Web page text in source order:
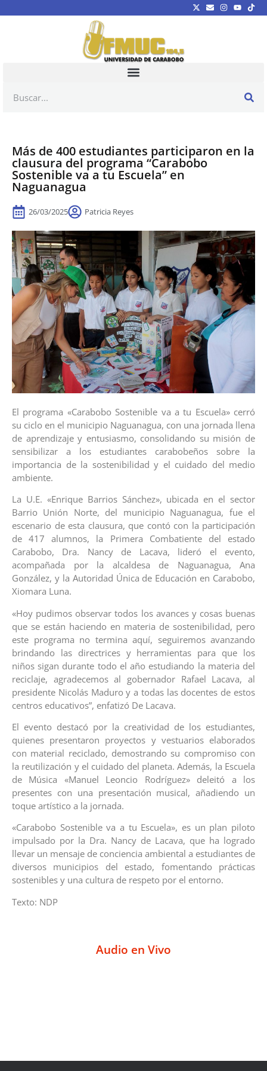
Más de 400 estudiantes participaron en la
clausura del programa “Carabobo
Sostenible va a tu Escuela” en
Naguanagua
26/03/2025 Patricia Reyes
El programa «Carabobo Sostenible va a tu Escuela» cerró
su ciclo en el municipio Naguanagua, con una jornada llena
de aprendizaje y entusiasmo, consolidando su misión de
sensibilizar a los estudiantes carabobeños sobre la
importancia de la sostenibilidad y el cuidado del medio
ambiente.
La U.E. «Enrique Barrios Sánchez», ubicada en el sector
Barrio Unión Norte, del municipio Naguanagua, fue el
escenario de esta clausura, que contó con la participación
de 417 alumnos, la Primera Combatiente del estado
Carabobo, Dra. Nancy de Lacava, lideró el evento,
acompañada por la alcaldesa de Naguanagua, Ana
González, y la Autoridad Única de Educación en Carabobo,
Xiomara Luna.
«Hoy pudimos observar todos los avances y cosas buenas
que se están haciendo en materia de sostenibilidad, pero
este programa no termina aquí, seguiremos avanzando
brindando las directrices y herramientas para que los
niños sigan durante todo el año estudiando la materia del
reciclaje, agradecemos al gobernador Rafael Lacava, al
presidente Nicolás Maduro y a todas las docentes de estos
centros educativos”, enfatizó De Lacava.
El evento destacó por la creatividad de los estudiantes,
quienes presentaron proyectos y vestuarios elaborados
con material reciclado, demostrando su compromiso con
la reutilización y el cuidado del planeta. Además, la Escuela
de Música «Manuel Leoncio Rodríguez» deleitó a los
presentes con una presentación musical, añadiendo un
toque artístico a la jornada.
«Carabobo Sostenible va a tu Escuela», es un plan piloto
impulsado por la Dra. Nancy de Lacava, que ha logrado
llevar un mensaje de conciencia ambiental a estudiantes de
diversos municipios del estado, fomentando prácticas
sostenibles y una cultura de respeto por el entorno.
Texto: NDP
Audio en Vivo